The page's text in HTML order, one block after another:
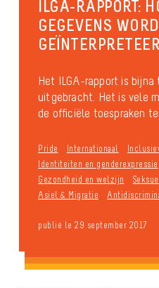
ILGA-RAPPORT:
GEGEVENS
Het ILGA-rapport is
uitgebracht. Het is vele
de officiële toespraken
Pride Internationaal
Identiteiten en genderexpressie
Gezondheid en welzijn
Asiel & Migratie
publié le 29 september 2017